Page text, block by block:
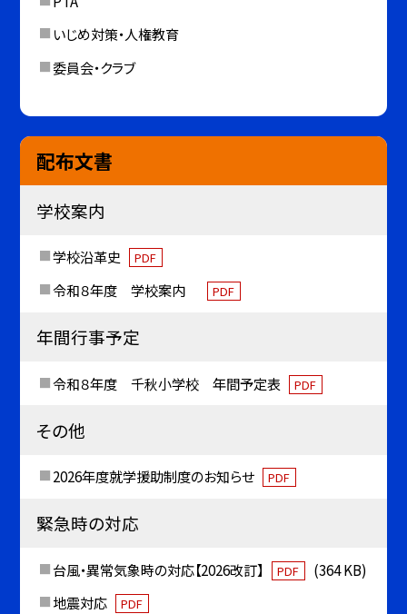
いじめ対策・人権教育
委員会・クラブ
配布文書
学校案内
学校沿革史 PDF
令和８年度 学校案内 PDF
年間行事予定
令和８年度 千秋小学校 年間予定表 PDF
その他
2026年度就学援助制度のお知らせ PDF
緊急時の対応
台風・異常気象時の対応【2026改訂】 PDF
(364 KB)
地震対応
PDF